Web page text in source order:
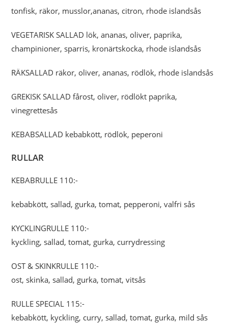
tonfisk, räkor, musslor,ananas, citron, rhode islandsås
VEGETARISK SALLAD lök, ananas, oliver, paprika,
champinioner, sparris, kronärtskocka, rhode islandsås
RÄKSALLAD räkor, oliver, ananas, rödlök, rhode islandsås
GREKISK SALLAD fårost, oliver, rödlökt paprika,
vinegrettesås
KEBABSALLAD kebabkött, rödlök, peperoni
RULLAR
KEBABRULLE 110:-
kebabkött, sallad, gurka, tomat, pepperoni, valfri sås
KYCKLINGRULLE 110:-
kyckling, sallad, tomat, gurka, currydressing
OST & SKINKRULLE 110:-
ost, skinka, sallad, gurka, tomat, vitsås
RULLE SPECIAL 115:-
kebabkött, kyckling, curry, sallad, tomat, gurka, mild sås